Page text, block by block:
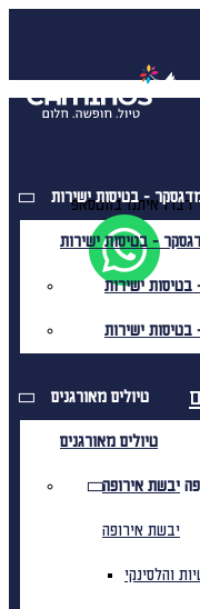
דברו איתנו בווטסאפ
טיולים מאורגנים
טיולים מאורגנים
יבשת אירופה
יבשת אירופה
והלסינקי